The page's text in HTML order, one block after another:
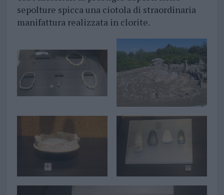
sepolture spicca una ciotola di straordinaria
manifattura realizzata in clorite.